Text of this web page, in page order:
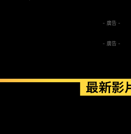
- 廣告 -
- 廣告 -
最新影